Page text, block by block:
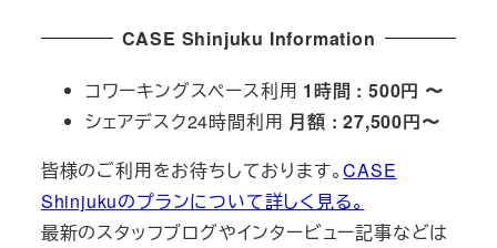
CASE Shinjuku Information
コワーキングスペース利用 1時間 : 500円 〜
シェアデスク24時間利用 月額 : 27,500円〜
皆様のご利用をお待ちしております。CASE
Shinjukuのプランについて詳しく見る。
最新のスタッフブログやインタービュー記事などは